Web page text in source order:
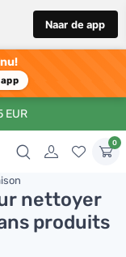
Naar de app
EUR
0
nettoyer
produits